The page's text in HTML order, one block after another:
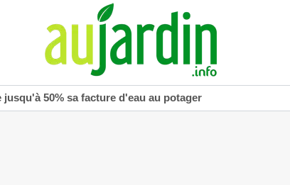
50% sa facture d'eau au potager